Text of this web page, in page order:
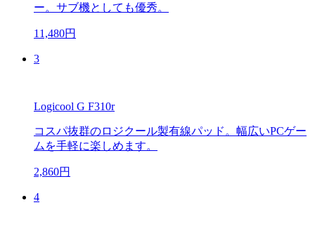
ー。サブ機としても優秀。
11,480円
3
Logicool G F310r
コスパ抜群のロジクール製有線パッド。幅広いPCゲー
ムを手軽に楽しめます。
2,860円
4